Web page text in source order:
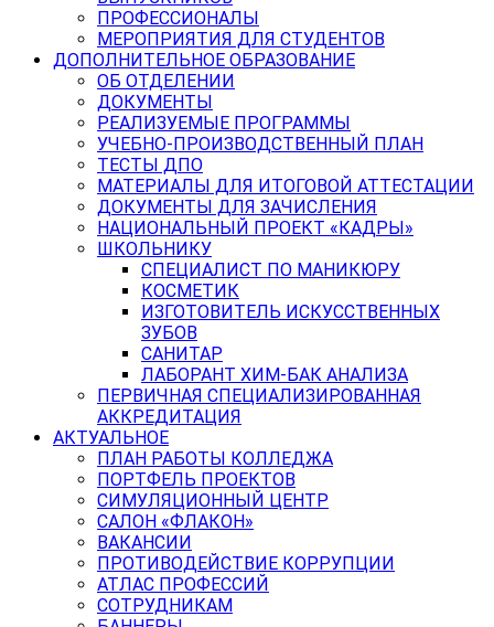
ПРОФЕССИОНАЛЫ
МЕРОПРИЯТИЯ ДЛЯ СТУДЕНТОВ
ДОПОЛНИТЕЛЬНОЕ ОБРАЗОВАНИЕ
ОБ ОТДЕЛЕНИИ
ДОКУМЕНТЫ
РЕАЛИЗУЕМЫЕ ПРОГРАММЫ
УЧЕБНО-ПРОИЗВОДСТВЕННЫЙ ПЛАН
ТЕСТЫ ДПО
МАТЕРИАЛЫ ДЛЯ ИТОГОВОЙ АТТЕСТАЦИИ
ДОКУМЕНТЫ ДЛЯ ЗАЧИСЛЕНИЯ
НАЦИОНАЛЬНЫЙ ПРОЕКТ «КАДРЫ»
ШКОЛЬНИКУ
СПЕЦИАЛИСТ ПО МАНИКЮРУ
КОСМЕТИК
ИЗГОТОВИТЕЛЬ ИСКУССТВЕННЫХ
ЗУБОВ
САНИТАР
ЛАБОРАНТ ХИМ-БАК АНАЛИЗА
ПЕРВИЧНАЯ СПЕЦИАЛИЗИРОВАННАЯ
АККРЕДИТАЦИЯ
АКТУАЛЬНОЕ
ПЛАН РАБОТЫ КОЛЛЕДЖА
ПОРТФЕЛЬ ПРОЕКТОВ
СИМУЛЯЦИОННЫЙ ЦЕНТР
САЛОН «ФЛАКОН»
ВАКАНСИИ
ПРОТИВОДЕЙСТВИЕ КОРРУПЦИИ
АТЛАС ПРОФЕССИЙ
СОТРУДНИКАМ